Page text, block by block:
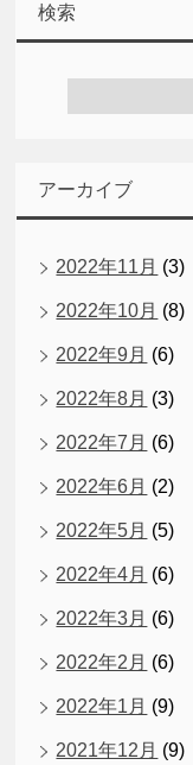
検索
アーカイブ
2022年11月 (3)
2022年10月 (8)
2022年9月 (6)
2022年8月 (3)
2022年7月 (6)
2022年6月 (2)
2022年5月 (5)
2022年4月 (6)
2022年3月 (6)
2022年2月 (6)
2022年1月 (9)
2021年12月 (9)